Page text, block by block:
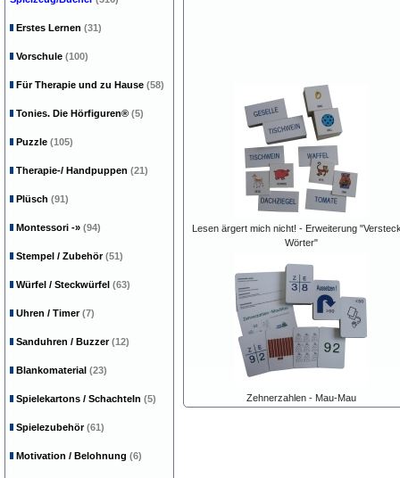
Lesen ärgert mich nicht! - Erweiterung
Wörter"
Zehnerzahlen - Mau-Mau
Erstes Lernen (31)
Vorschule (100)
Für Therapie und zu Hause (58)
Tonies. Die Hörfiguren® (5)
Puzzle (105)
Therapie-/ Handpuppen (21)
Plüsch (91)
Montessori -» (94)
Stempel / Zubehör(51)
Würfel / Steckwürfel (63)
Uhren / Timer(7)
Sanduhren / Buzzer(12)
Blankomaterial (23)
Spielekartons / Schachteln (5)
Spielezubehör(61)
Motivation / Belohnung (6)